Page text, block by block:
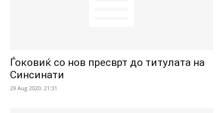
Ѓоковиќ со нов пресврт до титулата на
Синсинати
29 Aug 2020. 21:31